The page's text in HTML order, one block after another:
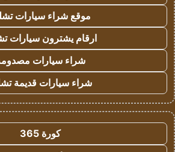
موقع شراء سيارات
ارقام يشترون سيارات
شراء سيارات
شراء سيارات قديمة
كورة 365